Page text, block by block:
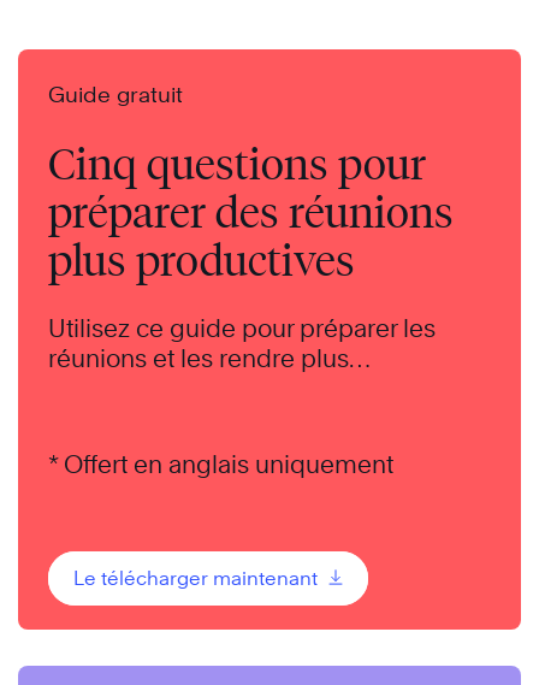
Guide gratuit
Cinq questions pour
préparer des réunions
plus productives
Utilisez ce guide pour préparer les
réunions et les rendre plus
* Offert en anglais uniquement
Le télécharger maintenant